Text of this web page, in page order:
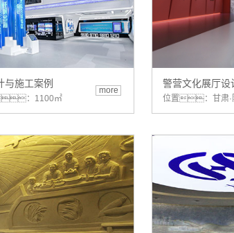
与施工案例
：1100㎡
more
警营文化展厅设
位置：甘肃